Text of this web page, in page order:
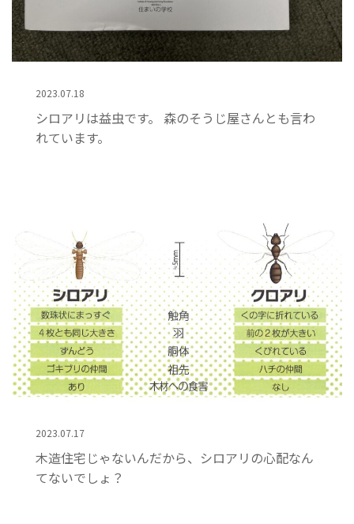
2023.07.18
シロアリは益虫です。 森のそうじ屋さんとも言わ
れています。
2023.07.17
木造住宅じゃないんだから、シロアリの心配なん
てないでしょ？